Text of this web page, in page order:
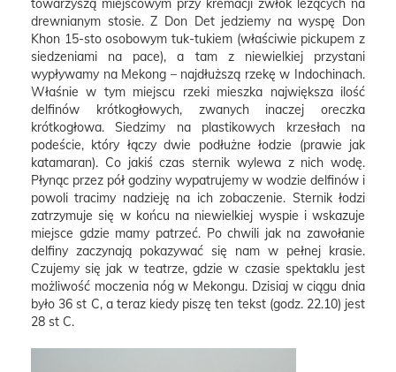
towarzyszą miejscowym przy kremacji zwłok leżących na
drewnianym stosie. Z Don Det jedziemy na wyspę Don
Khon 15-sto osobowym tuk-tukiem (właściwie pickupem z
siedzeniami na pace), a tam z niewielkiej przystani
wypływamy na Mekong – najdłuższą rzekę w Indochinach.
Właśnie w tym miejscu rzeki mieszka największa ilość
delfinów krótkogłowych, zwanych inaczej oreczka
krótkogłowa. Siedzimy na plastikowych krzesłach na
podeście, który łączy dwie podłużne łodzie (prawie jak
katamaran). Co jakiś czas sternik wylewa z nich wodę.
Płynąc przez pół godziny wypatrujemy w wodzie delfinów i
powoli tracimy nadzieję na ich zobaczenie. Sternik łodzi
zatrzymuje się w końcu na niewielkiej wyspie i wskazuje
miejsce gdzie mamy patrzeć. Po chwili jak na zawołanie
delfiny zaczynają pokazywać się nam w pełnej krasie.
Czujemy się jak w teatrze, gdzie w czasie spektaklu jest
możliwość moczenia nóg w Mekongu. Dzisiaj w ciągu dnia
było 36 st C, a teraz kiedy piszę ten tekst (godz. 22.10) jest
28 st C.